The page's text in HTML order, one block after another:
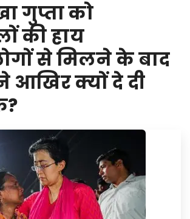
गुप्ता को
की हाय
से मिलने के बाद
आखिर क्यों दे दी